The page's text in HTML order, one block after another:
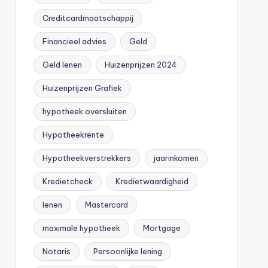
Creditcardmaatschappij
Financieel advies Geld
Geld lenen Huizenprijzen 2024
Huizenprijzen Grafiek
hypotheek oversluiten
Hypotheekrente
Hypotheekverstrekkers jaarinkomen
Kredietcheck Kredietwaardigheid
lenen Mastercard
maximale hypotheek Mortgage
Notaris Persoonlijke lening